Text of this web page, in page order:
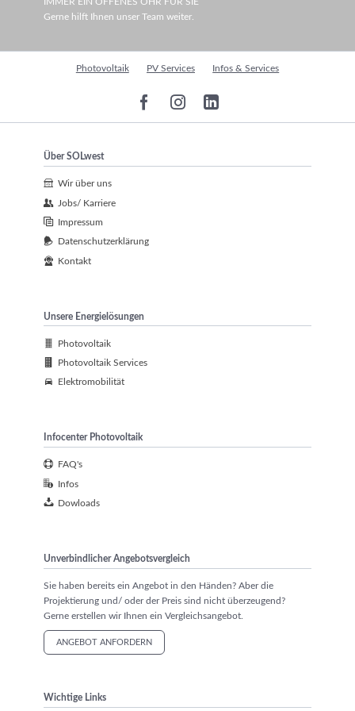
Gerne hilft Ihnen unser Team weiter.
Navigation
Photovoltaik PV Services Infos & Services
Über SOLwest
Wir über uns
Jobs/ Karriere
Impressum
Datenschutzerklärung
Kontakt
Unsere Energielösungen
Photovoltaik
Photovoltaik Services
Elektromobilität
Infocenter Photovoltaik
FAQ's
Infos
Dowloads
Unverbindlicher Angebotsvergleich
Sie haben bereits ein Angebot in den Händen? Aber die
Projektierung und/ oder der Preis sind nicht überzeugend?
Gerne erstellen wir Ihnen ein Vergleichsangebot.
ANGEBOT ANFORDERN
Wichtige Links